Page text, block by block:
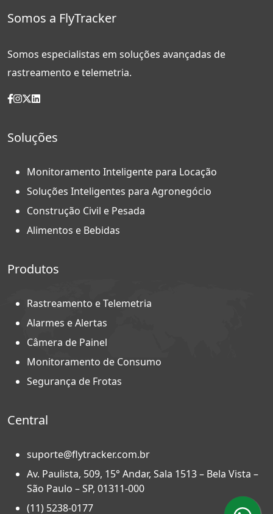
Somos a FlyTracker
Somos especialistas em soluções avançadas de
rastreamento e telemetria.
Soluções
Monitoramento Inteligente para Locação
Soluções Inteligentes para Agronegócio
Construção Civil e Pesada
Alimentos e Bebidas
Produtos
Rastreamento e Telemetria
Alarmes e Alertas
Câmera de Painel
Monitoramento de Consumo
Segurança de Frotas
Central
suporte@flytracker.com.br
Av. Paulista, 509, 15° Andar, Sala 1513 – Bela Vista –
São Paulo – SP, 01311-000
(11) 5238-0177